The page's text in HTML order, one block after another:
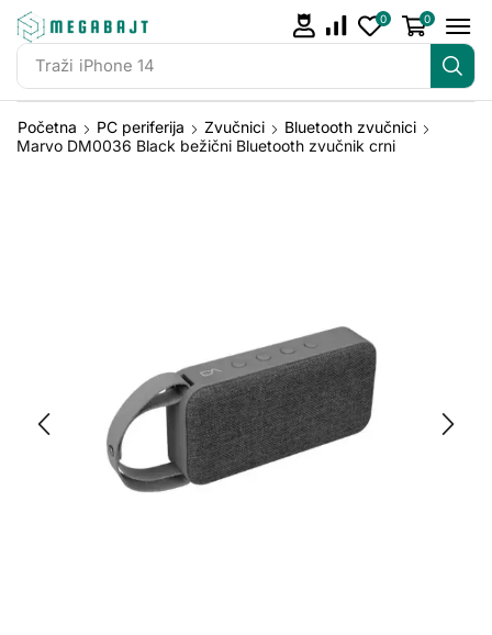
Traži iPhone 14
0 0
Početna PC periferija Zvučnici
Bluetooth zvučnici
Marvo DM0036 Black bežični Bluetooth zvučnik crni